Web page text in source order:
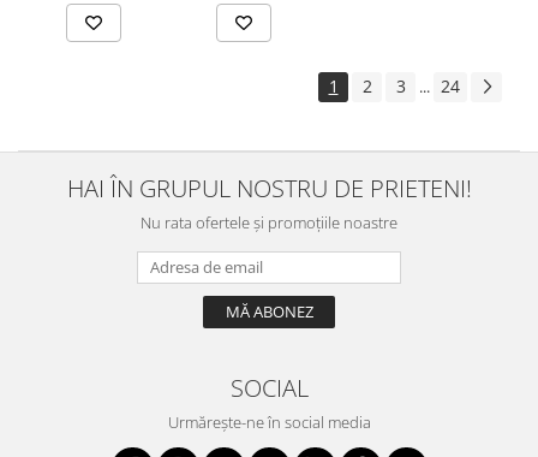
1 2 3 ... 24
HAI ÎN GRUPUL NOSTRU DE PRIETENI!
Nu rata ofertele și promoțiile noastre
SOCIAL
Urmărește-ne în social media